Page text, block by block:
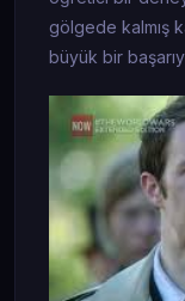
gölgede kalmış
büyük bir